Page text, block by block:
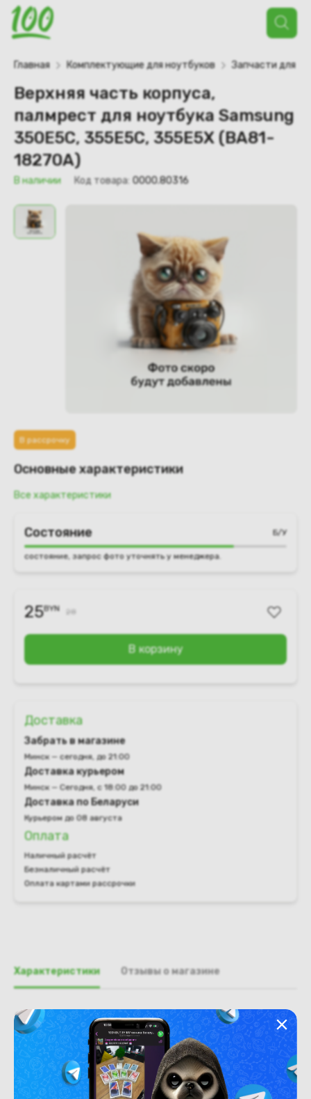
Поиск
товаров
Главная Комплектующие для ноутбуков Запчасти для
Верхняя часть корпуса,
палмрест для ноутбука Samsung
350E5C, 355E5C, 355E5X (BA81-
18270A)
В наличии Код товара: 0000.80316
В рассрочку
Основные характеристики
Все характеристики
Состояние Б/У
состояние, запрос фото уточнять у менеджера.
25BYN 28
В корзину
Доставка
Забрать в магазине
Минск — сегодня, до 21:00
Доставка курьером
Минск — Сегодня, с 18:00 до 21:00
Доставка по Беларуси
Курьером до 08 августа
Оплата
Наличный расчёт
Безналичный расчёт
Оплата картами рассрочки
Характеристики Отзывы о магазине
Общая информация
Производитель
Samsung
Тип товара
Палмрест